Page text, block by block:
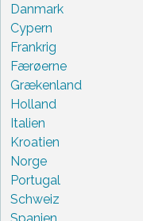
Danmark
Cypern
Frankrig
Færøerne
Grækenland
Holland
Italien
Kroatien
Norge
Portugal
Schweiz